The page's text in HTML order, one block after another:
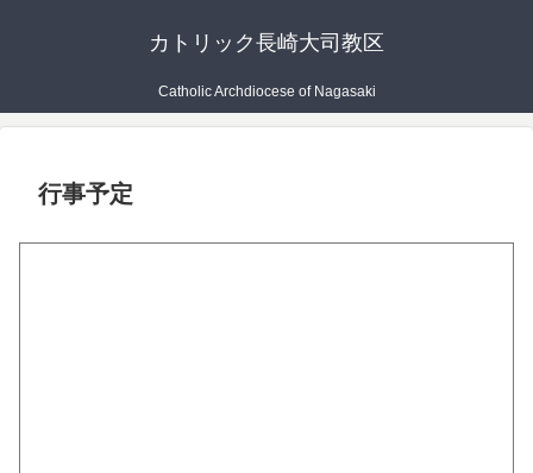
カトリック長崎大司教区
Catholic Archdiocese of Nagasaki
行事予定